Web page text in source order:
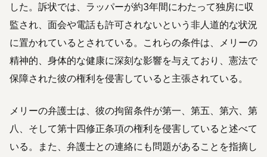
した。訴状では、ラッパーが約3年間にわたって独房に収
監され、面会や電話も許可されないという非人道的な状況
に置かれているとされている。これらの条件は、メリーの
精神的、身体的な健康に深刻な影響を与えており、憲法で
保障された彼の権利を侵害していると主張されている。
メリーの弁護士は、彼の拘留条件が第一、第五、第六、第
八、そして第十四修正条項の権利を侵害していると述べて
いる。また、弁護士との連絡にも問題があることを指摘し